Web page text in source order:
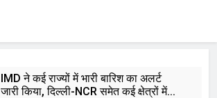
IMD ने कई राज्यों में भारी बारिश का अलर्ट
जारी किया, दिल्ली-NCR समेत कई क्षेत्रों में